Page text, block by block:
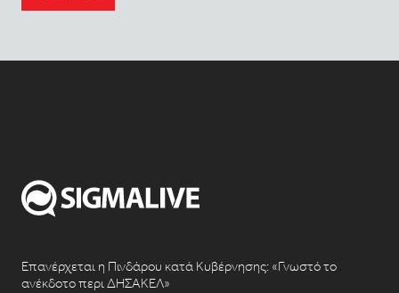
Επανέρχεται η Πινδάρου κατά Κυβέρνησης: «Γνωστό το
ανέκδοτο περι ΔΗΣΑΚΕΛ»